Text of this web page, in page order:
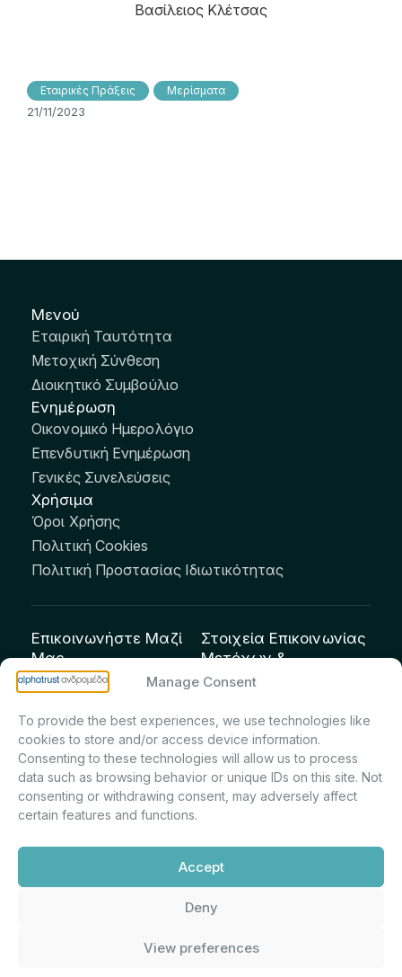
Manage Consent
To provide the best experiences, we use technologies like
cookies to store and/or access device information.
Consenting to these technologies will allow us to process
data such as browsing behavior or unique IDs on this site. Not
consenting or withdrawing consent, may adversely affect
certain features and functions.
Accept
Deny
View preferences
Βασίλειος Κλέτσας
Εταιρικές Πράξεις Μερίσματα
21/11/2023
Μενού
Εταιρική Ταυτότητα
Μετοχική Σύνθεση
Διοικητικό Συμβούλιο
Ενημέρωση
Οικονομικό Ημερολόγιο
Επενδυτική Ενημέρωση
Γενικές Συνελεύσεις
Χρήσιμα
Όροι Χρήσης
Πολιτική Cookies
Πολιτική Προστασίας Ιδιωτικότητας
Επικοινωνήστε Μαζί
Μας
info@andromeda.eu
Οδός Αριστείδου 1,
Κηφισιά Τ.Κ. 14561
Στοιχεία Επικοινωνίας
Μετόχων &
Επενδυτών:
Πρίντσιου – Corporate
Secretary & Investor
Relations – Τμήμα
Μετοχολογίου –
Ανακοινώσεων
m.printsiou@andromeda.eu